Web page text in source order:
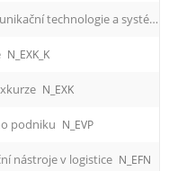
N_ITT Informační a telekomunikační technologie a systémy
N_EXK_K
N_EXK
podniku N_EVP
nástroje v logistice N_EFN